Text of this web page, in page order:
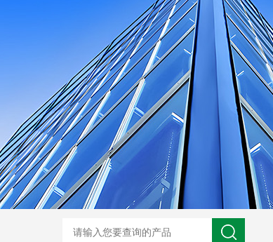
开关柜电气接点测温方案 电气接点在线测温